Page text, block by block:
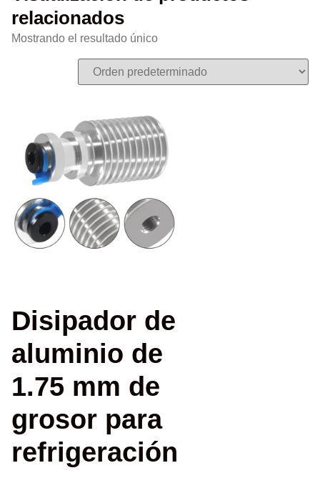
relacionados
Mostrando el resultado único
Disipador de
aluminio de
1.75 mm de
grosor para
refrigeración